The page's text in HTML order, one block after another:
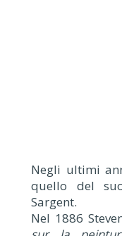
Negli ultimi
quello del
Sargent.
Nel 1886